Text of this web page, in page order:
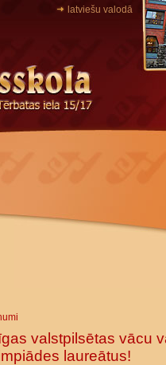
latviešu valodā
valstpilsētas vācu
laureātus!